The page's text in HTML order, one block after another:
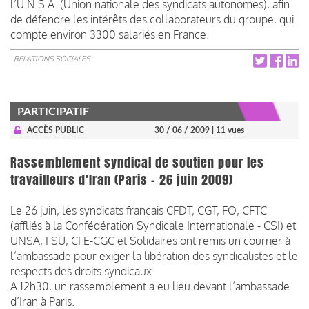
l’U.N.S.A. (Union nationale des syndicats autonomes), afin
de défendre les intérêts des collaborateurs du groupe, qui
compte environ 3300 salariés en France.
RELATIONS SOCIALES
PARTICIPATIF
ACCÈS PUBLIC 30 / 06 / 2009 | 11 vues
Rassemblement syndical de soutien pour les
travailleurs d'Iran (Paris - 26 juin 2009)
Le 26 juin, les syndicats français CFDT, CGT, FO, CFTC
(affliés à la Confédération Syndicale Internationale - CSI) et
UNSA, FSU, CFE-CGC et Solidaires ont remis un courrier à
l’ambassade pour exiger la libération des syndicalistes et le
respects des droits syndicaux.
A 12h30, un rassemblement a eu lieu devant l’ambassade
d’Iran à Paris.